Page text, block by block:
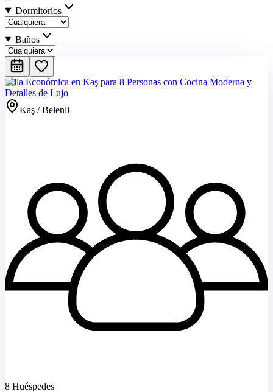
Dormitorios
Baños
Villa Económica en Kaş para 8 Personas con Cocina Moderna y
Detalles de Lujo
Kaş / Belenli
8 Huéspedes